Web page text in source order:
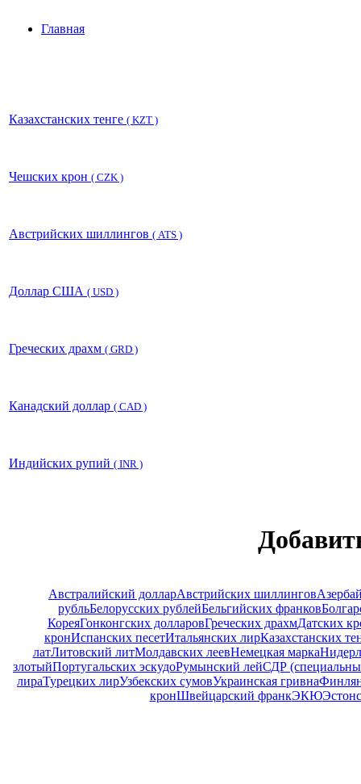
Главная
Казахстанских тенге ( KZT )
Чешских крон ( CZK )
Австрийских шиллингов ( ATS )
Доллар США ( USD )
Греческих драхм ( GRD )
Канадский доллар ( CAD )
Индийских рупий ( INR )
Австралийский долларАвстрийских шиллингов
рубльБелорусских рублейБельгийских франков
КореяГонконгских долларовГреческих драхмДатских
кронИспанских песетИтальянских лирКазахстанских
латЛитовский литМолдавских леевНемецкая марка
злотыйПортугальских эскудоРумынский лейСДР
лираТурецких лирУзбекских сумовУкраинская гривна
кронШвейцарский франкЭКЮ